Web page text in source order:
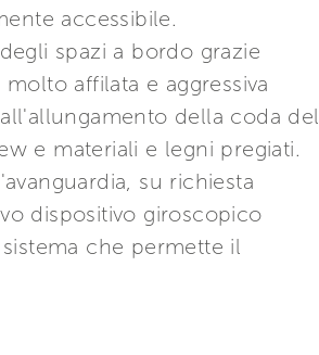
accessibile.
spazi a bordo grazie
affilata e aggressiva
della coda del
e materiali e legni pregiati.
su richiesta
dispositivo giroscopico
che permette il